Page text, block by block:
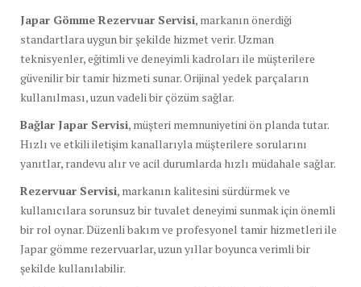
Japar Gömme Rezervuar Servisi, markanın önerdiği
standartlara uygun bir şekilde hizmet verir. Uzman
teknisyenler, eğitimli ve deneyimli kadroları ile müşterilere
güvenilir bir tamir hizmeti sunar. Orijinal yedek parçaların
kullanılması, uzun vadeli bir çözüm sağlar.
Bağlar Japar Servisi, müşteri memnuniyetini ön planda tutar.
Hızlı ve etkili iletişim kanallarıyla müşterilere sorularını
yanıtlar, randevu alır ve acil durumlarda hızlı müdahale sağlar.
Rezervuar Servisi, markanın kalitesini sürdürmek ve
kullanıcılara sorunsuz bir tuvalet deneyimi sunmak için önemli
bir rol oynar. Düzenli bakım ve profesyonel tamir hizmetleri ile
Japar gömme rezervuarlar, uzun yıllar boyunca verimli bir
şekilde kullanılabilir.